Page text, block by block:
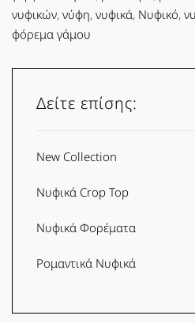
νυφικών, νύφη, νυφικά, Νυφικό,
φόρεμα γάμου
Δείτε επίσης:
New Collection
Νυφικά Crop Top
Νυφικά Φορέματα
Ρομαντικά Νυφικά